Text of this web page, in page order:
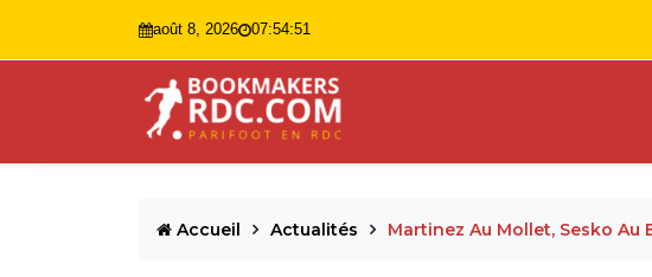
août 8, 2026 07:54:52
Accueil Actualités Martinez Au Mollet, Sesko Au